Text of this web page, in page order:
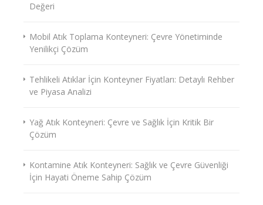
Değeri
Mobil Atık Toplama Konteyneri: Çevre Yönetiminde
Yenilikçi Çözüm
Tehlikeli Atıklar İçin Konteyner Fiyatları: Detaylı Rehber
ve Piyasa Analizi
Yağ Atık Konteyneri: Çevre ve Sağlık İçin Kritik Bir
Çözüm
Kontamine Atık Konteyneri: Sağlık ve Çevre Güvenliği
İçin Hayati Öneme Sahip Çözüm